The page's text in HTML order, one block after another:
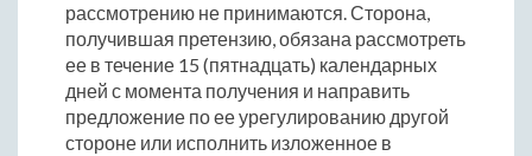
рассмотрению не принимаются. Сторона,
получившая претензию, обязана рассмотреть
ее в течение 15 (пятнадцать) календарных
дней с момента получения и направить
предложение по ее урегулированию другой
стороне или исполнить изложенное в